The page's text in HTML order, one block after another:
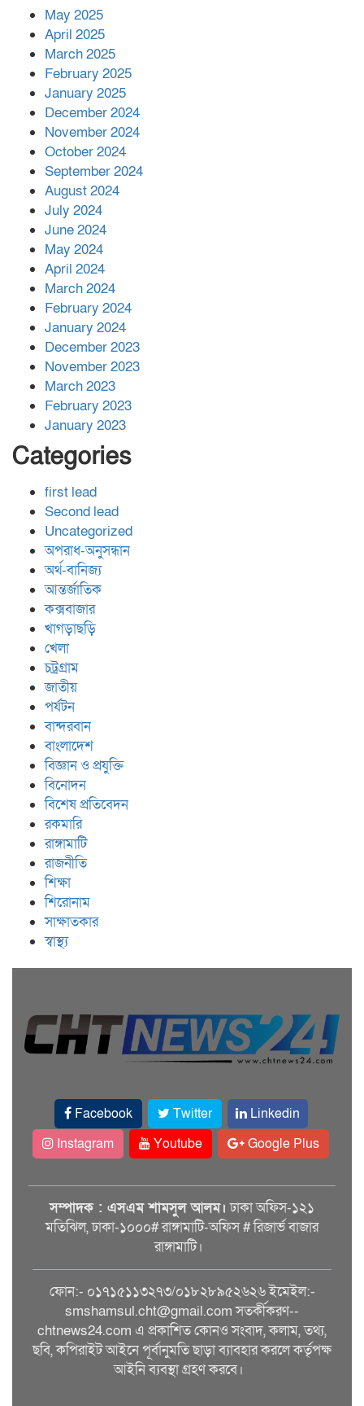
সহায়তা দিলেন সাচিং প্রু জেরী
May 2025
April 2025
March 2025
February 2025
January 2025
December 2024
November 2024
October 2024
September 2024
August 2024
July 2024
June 2024
May 2024
April 2024
March 2024
February 2024
January 2024
December 2023
November 2023
March 2023
February 2023
January 2023
Categories
first lead
Second lead
Uncategorized
অপরাধ-অনুসন্ধান
অর্থ-বানিজ্য
আন্তর্জাতিক
কক্সবাজার
খাগড়াছড়ি
খেলা
চট্রগ্রাম
জাতীয়
পর্যটন
বান্দরবান
বাংলাদেশ
বিজ্ঞান ও প্রযুক্তি
বিনোদন
বিশেষ প্রতিবেদন
রকমারি
রাঙ্গামাটি
রাজনীতি
শিক্ষা
শিরোনাম
সাক্ষাতকার
স্বাস্থ্য
Facebook Twitter
Linkedin
Instagram
Youtube Google Plus
সম্পাদক : এসএম শামসুল আলম। ঢাকা অফিস-১২১
মতিঝিল, ঢাকা-১০০০# রাঙ্গামাটি-অফিস # রিজার্ভ বাজার
রাঙ্গামাটি।
ফোন:- ০১৭১৫১১৩২৭৩/০১৮২৮৯৫২৬২৬ ইমেইল:-
smshamsul.cht@gmail.com সতর্কীকরণ--
chtnews24.com এ প্রকাশিত কোনও সংবাদ, কলাম, তথ্য,
ছবি, কপিরাইট আইনে পূর্বানুমতি ছাড়া ব্যাবহার করলে কর্তৃপক্ষ
আইনি ব্যবস্থা গ্রহণ করবে।